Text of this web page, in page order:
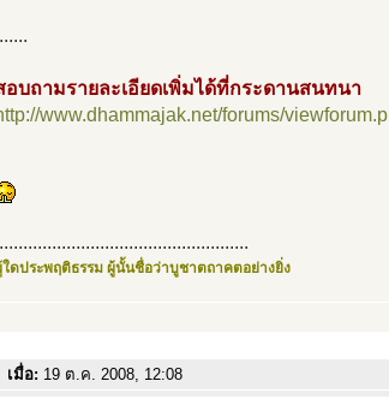
อบถามรายละเอียดเพิ่มได้ที่กระดานสนทนา
www.dhammajak.net/forums/
ใดประพฤติธรรม ผู้นั้นชื่อว่าบูชาตถาคตอย่างยิ่ง
เมื่อ: 19 ต.ค. 2008, 12:08